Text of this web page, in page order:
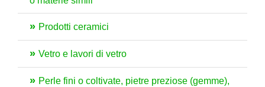
Prodotti ceramici
Vetro e lavori di vetro
Perle fini o coltivate, pietre preziose (gemme),